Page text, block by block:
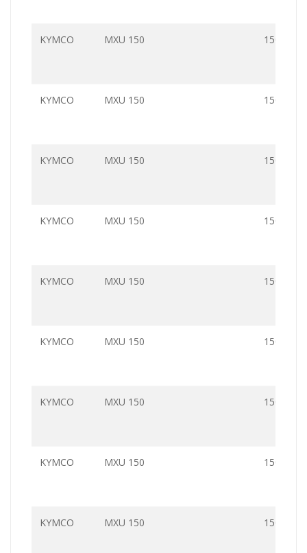
KYMCO MXU 150 150.0
KYMCO MXU 150 150.0
KYMCO MXU 150 150.0
KYMCO MXU 150 150.0
KYMCO MXU 150 150.0
KYMCO MXU 150 150.0
KYMCO MXU 150 150.0
KYMCO MXU 150 150.0
KYMCO MXU 150 150.0